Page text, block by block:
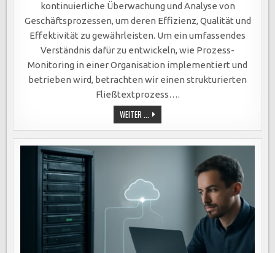
kontinuierliche Überwachung und Analyse von
Geschäftsprozessen, um deren Effizienz, Qualität und
Effektivität zu gewährleisten. Um ein umfassendes
Verständnis dafür zu entwickeln, wie Prozess-
Monitoring in einer Organisation implementiert und
betrieben wird, betrachten wir einen strukturierten
Fließtextprozess….
WEITER ... EFFIZIENTES
PROZESS-
MONITORING:
SCHLÜSSEL
ZUR
VERBESSERUNG
VON
GESCHÄFTSPROZESSEN
IN
UNTERNEHMEN